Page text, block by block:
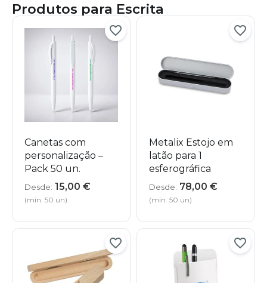
Produtos para Escrita
Canetas com
personalização –
Pack 50 un.
Desde: 15,00 €
(mín. 50 un)
Metalix Estojo em
latão para 1
esferográfica
Desde: 78,00 €
(mín. 50 un)